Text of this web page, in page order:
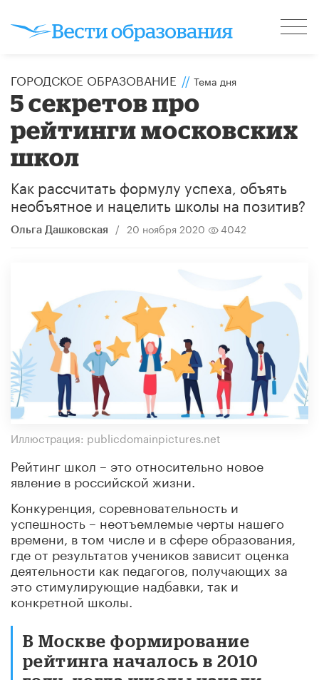
ГОРОДСКОЕ ОБРАЗОВАНИЕ // Тема дня
5 секретов про
рейтинги московских
школ
Как рассчитать формулу успеха, объять
необъятное и нацелить школы на позитив?
Ольга Дашковская / 20 ноября 2020 4042
Иллюстрация: publicdomainpictures.net
Рейтинг школ – это относительно новое
явление в российской жизни.
Конкуренция, соревновательность и
успешность – неотъемлемые черты нашего
времени, в том числе и в сфере образования,
где от результатов учеников зависит оценка
деятельности как педагогов, получающих за
это стимулирующие надбавки, так и
конкретной школы.
В Москве формирование
рейтинга началось в 2010